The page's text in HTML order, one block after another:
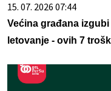
15. 07. 2026 07:44
Većina građana
letovanje - ovih 7